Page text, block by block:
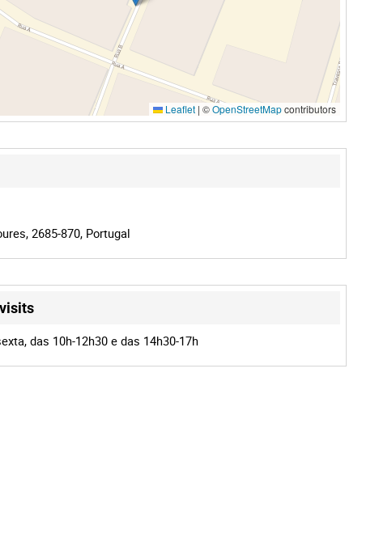
Leaflet | ©OpenStreetMapcontributors
2685-870, Portugal
das 10h-12h30 e das 14h30-17h